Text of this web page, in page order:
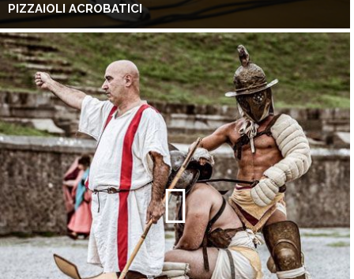
PIZZAIOLI ACROBATICI